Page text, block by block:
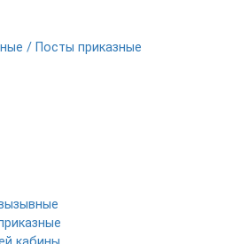
/ Посты приказные